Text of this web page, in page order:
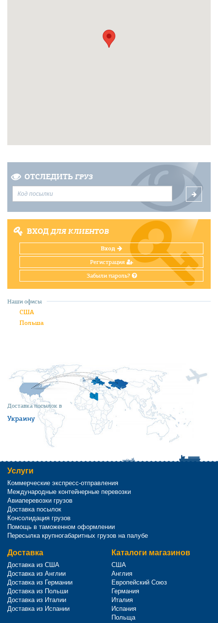
ОТСЛЕДИТЬ ГРУЗ
ВХОДДЛЯ КЛИЕНТОВ
Вход
Регистрация
Забыли пароль?
Доставка посылок в
Украину
Наши офисы
США
Польша
Услуги
Коммерческие экспресс-отправления
Международные контейнерные перевозки
Авиаперевозки грузов
Доставка посылок
Консолидация грузов
Помощь в таможенном оформлении
Пересылка крупногабаритных грузов на палубе
Доставка
Доставка из США
Доставка из Англии
Доставка из Германии
Доставка из Польши
Доставка из Италии
Доставка из Испании
Каталоги магазинов
США
Англия
Европейский Союз
Германия
Италия
Испания
Польща